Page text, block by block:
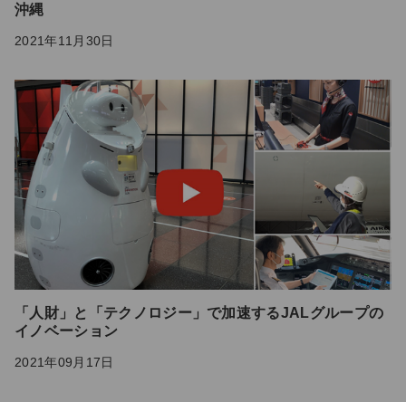
沖縄
2021年11月30日
「人財」と「テクノロジー」で加速するJALグループの
イノベーション
2021年09月17日